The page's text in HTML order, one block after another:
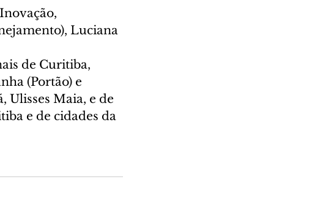
Luciana
de Curitiba,
(Portão) e
Ulisses Maia, e de
e de cidades da